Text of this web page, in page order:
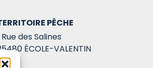
PÊCHE
Rue des Salines
ÉCOLE-VALENTIN